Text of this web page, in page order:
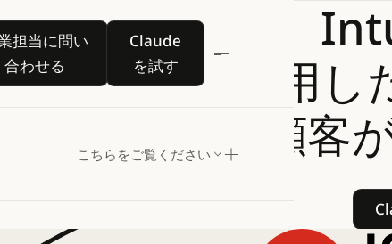
担当に問い
合わせる
営業担当に問い合わせる
Claude
を試す
Claude を試す
こちらをご覧ください
Claudeを活用し
何百万もの顧